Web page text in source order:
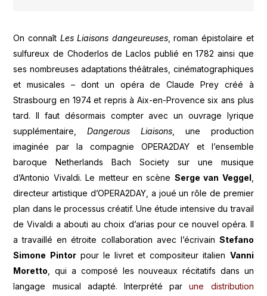
On connaît Les Liaisons dangeureuses, roman épistolaire et
sulfureux de Choderlos de Laclos publié en 1782 ainsi que
ses nombreuses adaptations théâtrales, cinématographiques
et musicales – dont un opéra de Claude Prey créé à
Strasbourg en 1974 et repris à Aix-en-Provence six ans plus
tard. Il faut désormais compter avec un ouvrage lyrique
supplémentaire,Dangerous Liaisons , une production
imaginée par la compagnie OPERA2DAY et l’ensemble
baroque Netherlands Bach Society sur une musique
d’Antonio Vivaldi. Le metteur en scène Serge van Veggel
directeur artistique d’OPERA2DAY, a joué un rôle de premier
plan dans le processus créatif. Une étude intensive du travail
de Vivaldi a abouti au choix d’arias pour ce nouvel opéra. Il
a travaillé en étroite collaboration avec l’écrivain Stefano
Simone Pintorpour le livret et compositeur italien Vanni
Moretto , qui a composé les nouveaux récitatifs dans un
langage musical adapté. Interprété parune distribution